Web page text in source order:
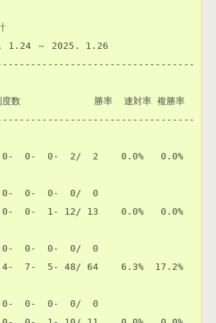
別度数             勝率  連対率 複勝率
0-  0-  2/  2    0.0%   0.0%
0-  0-  0-  0/  0
0-  1- 12/ 13    0.0%   0.0%
0-  0-  0-  0/  0
7-  5- 48/ 64    6.3%  17.2%
0-  0-  0-  0/  0